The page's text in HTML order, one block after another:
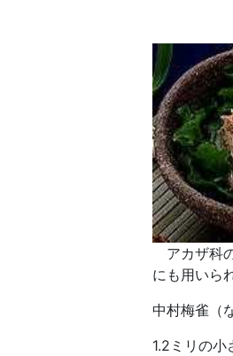
アカザ科
にも用いら
中村梅雀（
1.2ミリの